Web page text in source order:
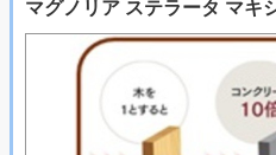
マグノリア ステラータ マキ